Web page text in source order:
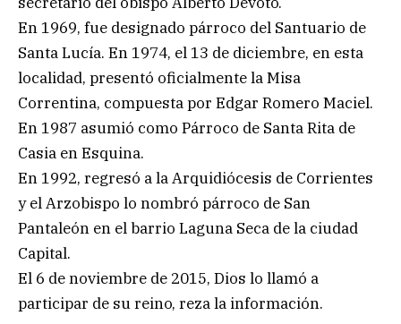
En 1969, fue designado párroco del Santuario de
Santa Lucía. En 1974, el 13 de diciembre, en esta
localidad, presentó oficialmente la Misa
Correntina, compuesta por Edgar Romero Maciel.
En 1987 asumió como Párroco de Santa Rita de
Casia en Esquina.
En 1992, regresó a la Arquidiócesis de Corrientes
y el Arzobispo lo nombró párroco de San
Pantaleón en el barrio Laguna Seca de la ciudad
Capital.
El 6 de noviembre de 2015, Dios lo llamó a
participar de su reino, reza la información.